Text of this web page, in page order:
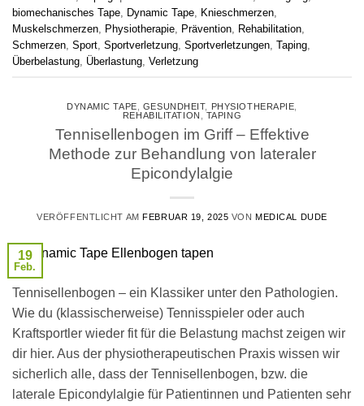
biomechanisches Tape, Dynamic Tape, Knieschmerzen,
Muskelschmerzen, Physiotherapie, Prävention, Rehabilitation,
Schmerzen, Sport, Sportverletzung, Sportverletzungen, Taping,
Überbelastung, Überlastung, Verletzung
DYNAMIC TAPE GESUNDHEIT, PHYSIOTHERAPIE
REHABILITATION
TAPING
Tennisellenbogen im Griff – Effektive
Methode zur Behandlung von lateraler
Epicondylalgie
VERÖFFENTLICHT AMFEBRUAR 19, 2025 VONMEDICAL DUDE
19
Feb.
Tennisellenbogen – ein Klassiker unter den Pathologien.
Wie du (klassischerweise) Tennisspieler oder auch
Kraftsportler wieder fit für die Belastung machst zeigen wir
dir hier. Aus der physiotherapeutischen Praxis wissen wir
sicherlich alle, dass der Tennisellenbogen, bzw. die
laterale Epicondylalgie für Patientinnen und Patienten sehr